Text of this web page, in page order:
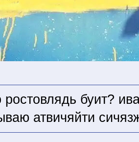
ростовлядь буит?
атвичяйти